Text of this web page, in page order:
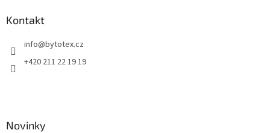
Kontakt
info@bytotex.cz
+420 211 22 19 19
Novinky